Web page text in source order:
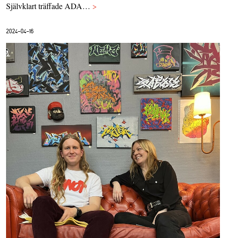
Självklart träffade ADA… >
2024-04-16